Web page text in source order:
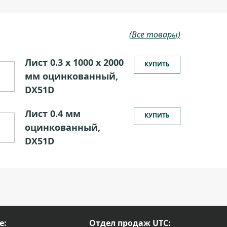
(Все товары)
Лист 0.3 х 1000 х 2000
мм оцинкованный,
DX51D
КУПИТЬ
Лист 0.4 мм
оцинкованный,
DX51D
КУПИТЬ
Отдел продаж UTC: